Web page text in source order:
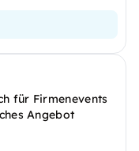
für Firmenevents
Angebot